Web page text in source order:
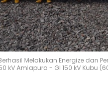
Berhasil Melakukan Energize dan
kV Amlapura - GI 150 kV Kubu